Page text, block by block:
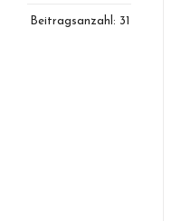
Beitragsanzahl: 31